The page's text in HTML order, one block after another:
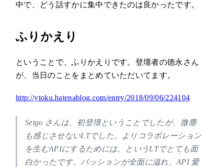
中で、どう話すかに集中できたのは良かったです。
ふりかえり
ということで、ふりかえりです。登壇者の徳永さん
が、当日のことをまとめていただいてます。
http://ytoku.hatenablog.com/entry/2018/09/06/224104
Seigo さんは、初登壇ということでしたが、微塵
も感じさせないLTでした。よりコラボレーション
を生むAPIにするためには、というLTでとても面
白かったです。パッションが全面に溢れ、API 愛